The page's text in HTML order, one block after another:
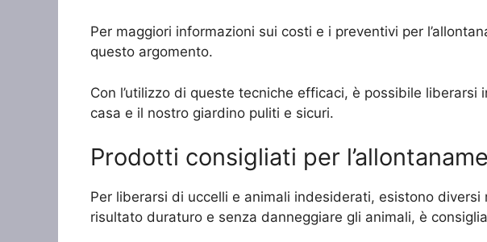
Per maggiori informazioni sui costi e i preventivi per
questo argomento.
Con l’utilizzo di queste tecniche efficaci, è possibile
casa e il nostro giardino puliti e sicuri.
Prodotti consigliati per
Per liberarsi di uccelli e animali indesiderati, esistono
risultato duraturo e senza danneggiare gli animali, è